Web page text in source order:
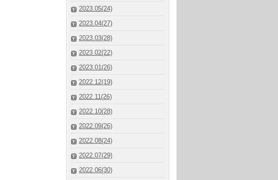
2023.05(24)
2023.04(27)
2023.03(28)
2023.02(22)
2023.01(26)
2022.12(19)
2022.11(26)
2022.10(28)
2022.09(26)
2022.08(24)
2022.07(29)
2022.06(30)